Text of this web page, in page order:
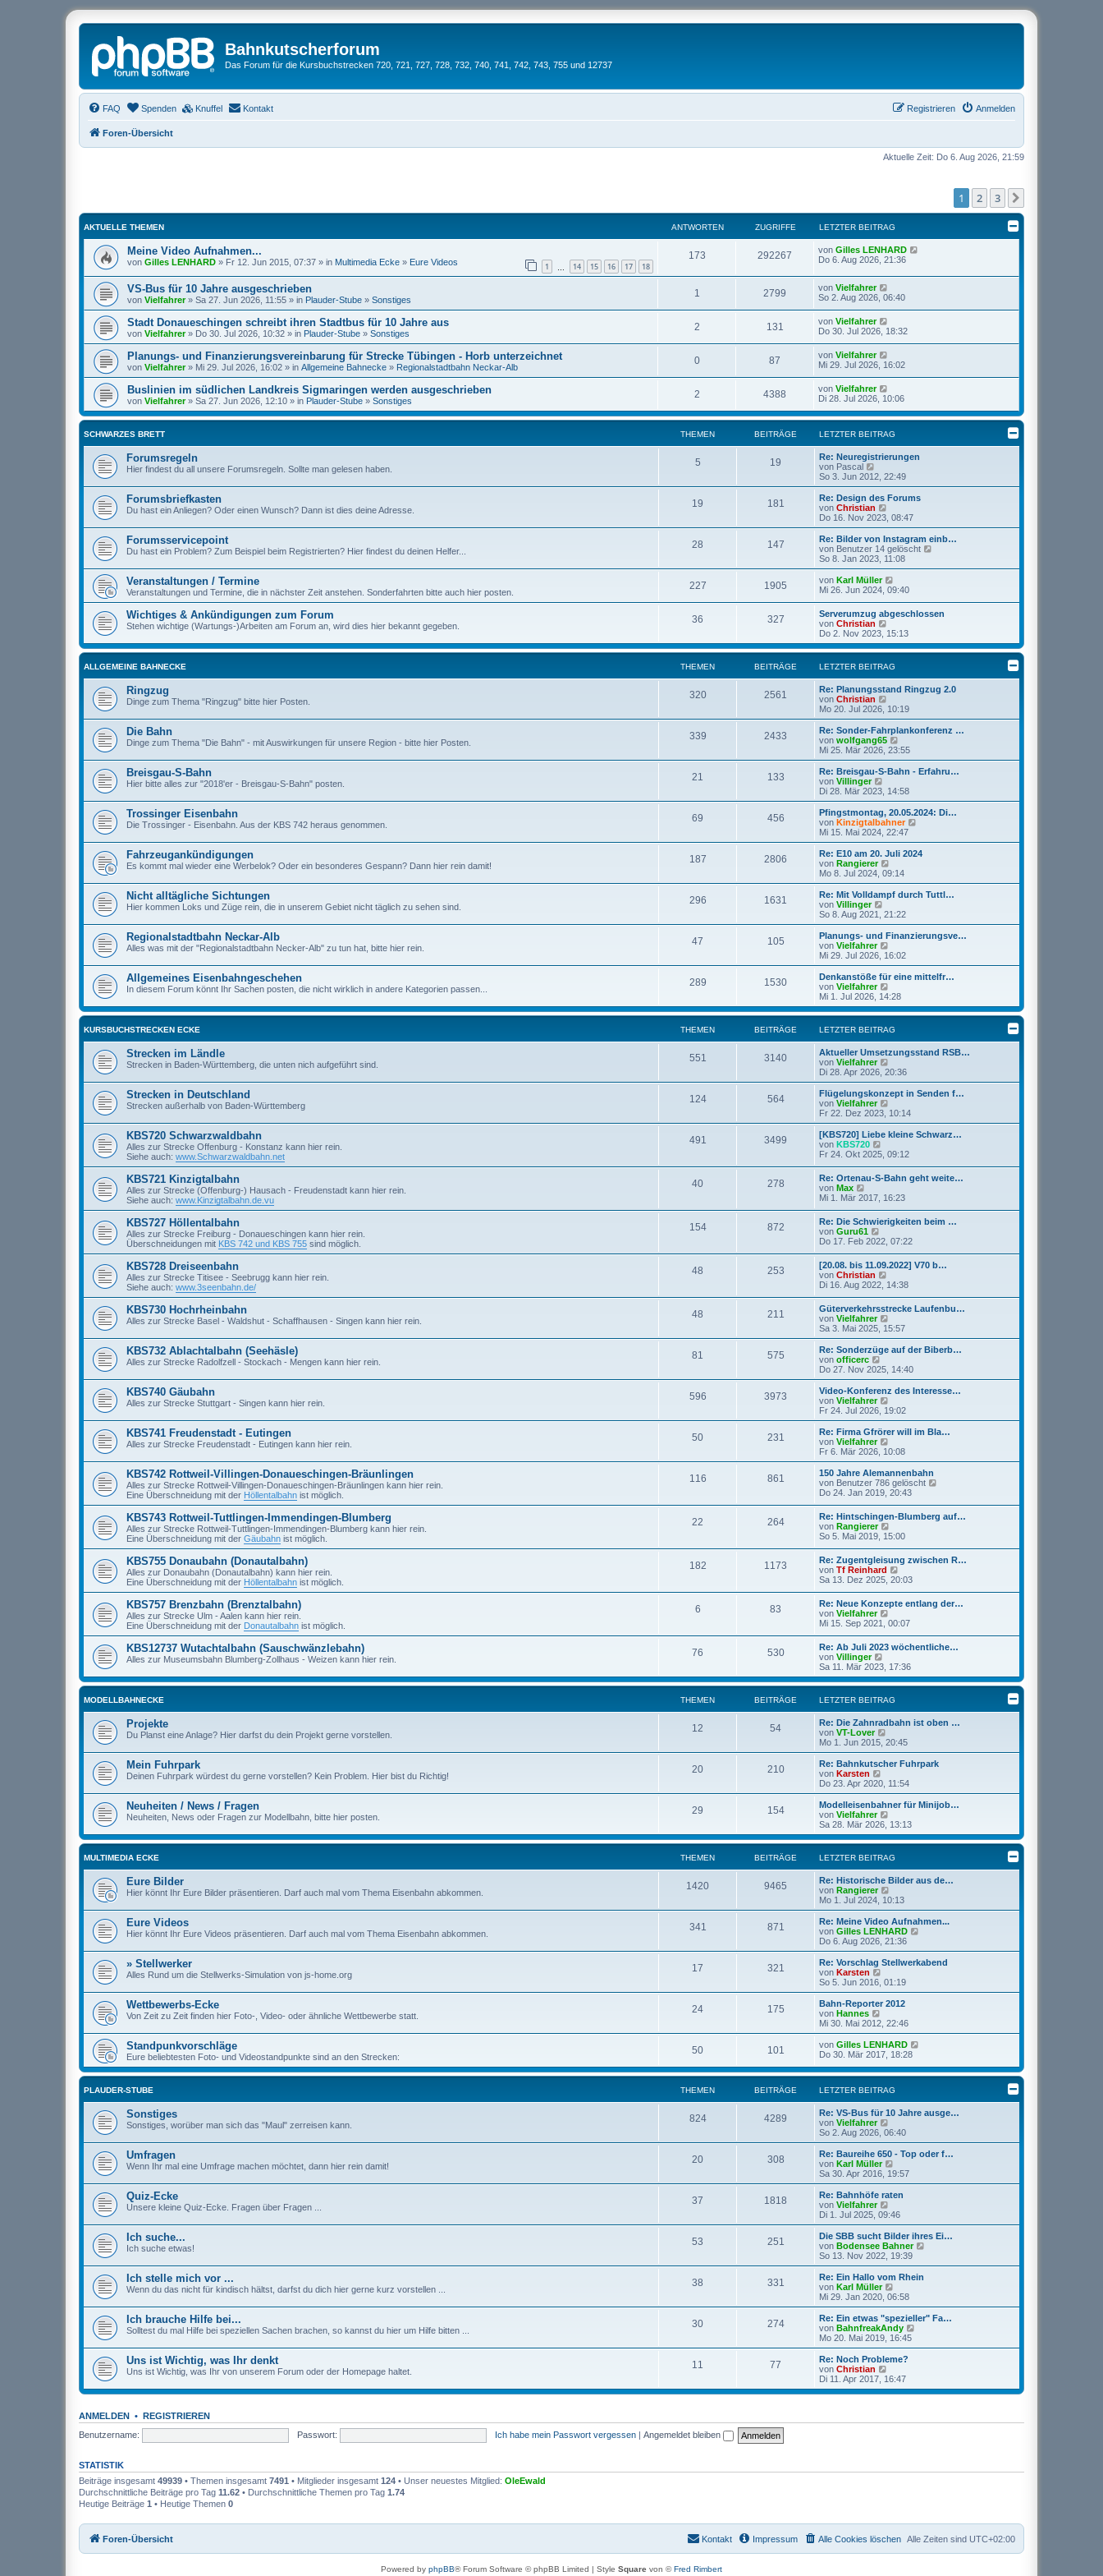
Bahnkutscherforum
Das Forum für die Kursbuchstrecken 720, 721, 727, 728, 732, 740, 741, 742, 743, 755 und 12737
FAQ Spenden Knuffel Kontakt Anmelden
Registrieren
Foren-Übersicht
Aktuelle Zeit: Do 6. Aug 2026, 21:59
1 2 3
AKTUELLE THEMEN ANTWORTEN ZUGRIFFE LETZTER BEITRAG
Meine Video Aufnahmen...
1 14 15 16 17 18
von Gilles LENHARD » Fr 12. Jun 2015, 07:37 » in Multimedia Ecke » Eure Videos
173 292267 von Gilles LENHARD
Do 6. Aug 2026, 21:36
VS-Bus für 10 Jahre ausgeschrieben
von Vielfahrer» Sa 27. Jun 2026, 11:55 » in Plauder-Stube » Sonstiges
1 2799 von Vielfahrer
So 2. Aug 2026, 06:40
Stadt Donaueschingen schreibt ihren Stadtbus für 10 Jahre aus
von Vielfahrer» Do 30. Jul 2026, 10:32 » in Plauder-Stube » Sonstiges
2 131 von Vielfahrer
Do 30. Jul 2026, 18:32
Planungs- und Finanzierungsvereinbarung für Strecke Tübingen - Horb unterzeichnet
von Vielfahrer» Mi 29. Jul 2026, 16:02 » in Allgemeine Bahnecke » Regionalstadtbahn Neckar-Alb
0 87 von Vielfahrer
Mi 29. Jul 2026, 16:02
Buslinien im südlichen Landkreis Sigmaringen werden ausgeschrieben
von Vielfahrer» Sa 27. Jun 2026, 12:10 » in Plauder-Stube » Sonstiges
2 4388 von Vielfahrer
Di 28. Jul 2026, 10:06
SCHWARZES BRETT THEMEN BEITRÄGE LETZTER BEITRAG
Forumsregeln
Hier findest du all unsere Forumsregeln. Sollte man gelesen haben.
5 19
Re: Neuregistrierungen
von Pascal
e
u
e
s
t
B
e
i
r
a
g
So 3. Jun 2012, 22:49
Forumsbriefkasten
Du hast ein Anliegen? Oder einen Wunsch? Dann ist dies deine Adresse.
19 181
Re: Design des Forums
von Christian
e
u
e
s
t
r
B
e
i
t
a
g
Do 16. Nov 2023, 08:47
Forumsservicepoint
Du hast ein Problem? Zum Beispiel beim Registrierten? Hier findest du deinen Helfer...
28 147
Re: Bilder von Instagram einb…
von Benutzer 14 gelöscht
u
r
i
t
g
So 8. Jan 2023, 11:08
Veranstaltungen / Termine
Veranstaltungen und Termine, die in nächster Zeit anstehen. Sonderfahrten bitte auch hier posten.
227 1905 von Karl Müller
e
s
t
e
r
e
i
t
a
g
Mi 26. Jun 2024, 09:40
Wichtiges & Ankündigungen zum Forum
Stehen wichtige (Wartungs-)Arbeiten am Forum an, wird dies hier bekannt gegeben.
36 327
Serverumzug abgeschlossen
von Christian
e
u
e
s
t
e
r
e
i
t
r
a
g
Do 2. Nov 2023, 15:13
ALLGEMEINE BAHNECKE THEMEN BEITRÄGE LETZTER BEITRAG
Ringzug
Dinge zum Thema "Ringzug" bitte hier Posten.
320 2561
Re: Planungsstand Ringzug 2.0
von Christian
e
u
e
s
t
r
B
e
i
r
a
g
Mo 20. Jul 2026, 10:19
Die Bahn
Dinge zum Thema "Die Bahn" - mit Auswirkungen für unsere Region - bitte hier Posten.
339 2433
Re: Sonder-Fahrplankonferenz …
von wolfgang65
e
u
e
t
r
B
e
r
g
Mi 25. Mär 2026, 23:55
Breisgau-S-Bahn
Hier bitte alles zur "2018'er - Breisgau-S-Bahn" posten.
21 133
Re: Breisgau-S-Bahn - Erfahru…
von Villinger
e
u
s
r
B
e
i
r
g
Di 28. Mär 2023, 14:58
Trossinger Eisenbahn
Die Trossinger - Eisenbahn. Aus der KBS 742 heraus genommen.
69 456
Pfingstmontag, 20.05.2024: Di…
von Kinzigtalbahner
u
e
r
B
r
Mi 15. Mai 2024, 22:47
Fahrzeugankündigungen
Es kommt mal wieder eine Werbelok? Oder ein besonderes Gespann? Dann hier rein damit!
187 2806
Re: E10 am 20. Juli 2024
von Rangierer
e
u
e
t
r
B
e
i
r
g
Mo 8. Jul 2024, 09:14
Nicht alltägliche Sichtungen
Hier kommen Loks und Züge rein, die in unserem Gebiet nicht täglich zu sehen sind.
296 1631
Re: Mit Volldampf durch Tuttl…
von Villinger
e
u
e
s
t
r
B
e
i
t
a
g
So 8. Aug 2021, 21:22
Regionalstadtbahn Neckar-Alb
Alles was mit der "Regionalstadtbahn Necker-Alb" zu tun hat, bitte hier rein.
47 105
Planungs- und Finanzierungsve…
von Vielfahrer
e
u
e
t
r
e
i
t
a
g
Mi 29. Jul 2026, 16:02
Allgemeines Eisenbahngeschehen
In diesem Forum könnt Ihr Sachen posten, die nicht wirklich in andere Kategorien passen...
289 1530
Denkanstöße für eine mittelfr…
von Vielfahrer
e
u
e
s
t
e
r
e
i
t
a
g
Mi 1. Jul 2026, 14:28
KURSBUCHSTRECKEN ECKE THEMEN BEITRÄGE LETZTER BEITRAG
Strecken im Ländle
Strecken in Baden-Württemberg, die unten nich aufgeführt sind.
551 3140
Aktueller Umsetzungsstand RSB…
von Vielfahrer
e
u
e
t
r
B
e
i
t
r
g
Di 28. Apr 2026, 20:36
Strecken in Deutschland
Strecken außerhalb von Baden-Württemberg
124 564
Flügelungskonzept in Senden f…
von Vielfahrer
e
u
e
t
r
B
i
t
r
g
Fr 22. Dez 2023, 10:14
KBS720 Schwarzwaldbahn
Alles zur Strecke Offenburg - Konstanz kann hier rein.
Siehe auch: www.Schwarzwaldbahn.net
491 3499
[KBS720] Liebe kleine Schwarz…
von KBS720
e
e
s
t
e
r
B
i
t
r
a
g
Fr 24. Okt 2025, 09:12
KBS721 Kinzigtalbahn
Alles zur Strecke (Offenburg-) Hausach - Freudenstadt kann hier rein.
Siehe auch: www.Kinzigtalbahn.de.vu
40 278
Re: Ortenau-S-Bahn geht weite…
von Max
e
e
s
t
e
r
B
e
i
t
r
a
g
Mi 1. Mär 2017, 16:23
KBS727 Höllentalbahn
Alles zur Strecke Freiburg - Donaueschingen kann hier rein.
Überschneidungen mit KBS 742 und KBS 755 sind möglich.
154 872
Re: Die Schwierigkeiten beim …
von Guru61
e
e
s
t
e
r
B
e
t
r
g
Do 17. Feb 2022, 07:22
KBS728 Dreiseenbahn
Alles zur Strecke Titisee - Seebrugg kann hier rein.
Siehe auch: www.3seenbahn.de/
48 253
[20.08. bis 11.09.2022] V70 b…
von Christian
e
s
t
e
r
B
i
t
r
a
g
Di 16. Aug 2022, 14:38
KBS730 Hochrheinbahn
Alles zur Strecke Basel - Waldshut - Schaffhausen - Singen kann hier rein.
48 211
Güterverkehrsstrecke Laufenbu…
von Vielfahrer
e
u
e
B
e
i
r
g
Sa 3. Mai 2025, 15:57
KBS732 Ablachtalbahn (Seehäsle)
Alles zur Strecke Radolfzell - Stockach - Mengen kann hier rein.
81 575
Re: Sonderzüge auf der Biberb…
von officerc
e
u
e
s
t
r
B
e
r
a
g
Do 27. Nov 2025, 14:40
KBS740 Gäubahn
Alles zur Strecke Stuttgart - Singen kann hier rein.
596 3973
Video-Konferenz des Interesse…
von Vielfahrer
e
u
e
t
B
e
i
t
r
g
Fr 24. Jul 2026, 19:02
KBS741 Freudenstadt - Eutingen
Alles zur Strecke Freudenstadt - Eutingen kann hier rein.
50 231
Re: Firma Gfrörer will im Bla…
von Vielfahrer
e
u
e
s
t
r
B
i
t
r
a
g
Fr 6. Mär 2026, 10:08
KBS742 Rottweil-Villingen-Donaueschingen-Bräunlingen
Alles zur Strecke Rottweil-Villingen-Donaueschingen-Bräunlingen kann hier rein.
Eine Überschneidung mit der Höllentalbahn ist möglich.
116 861
150 Jahre Alemannenbahn
von Benutzer 786 gelöscht
s
r
B
t
a
Do 24. Jan 2019, 20:43
KBS743 Rottweil-Tuttlingen-Immendingen-Blumberg
Alles zur Strecke Rottweil-Tuttlingen-Immendingen-Blumberg kann hier rein.
Eine Überschneidung mit der Gäubahn ist möglich.
22 264
Re: Hintschingen-Blumberg auf…
von Rangierer
e
s
t
e
r
B
i
t
r
a
g
So 5. Mai 2019, 15:00
KBS755 Donaubahn (Donautalbahn)
Alles zur Donaubahn (Donautalbahn) kann hier rein.
Eine Überschneidung mit der Höllentalbahn ist möglich.
182 1173
Re: Zugentgleisung zwischen R…
von Tf Reinhard
e
s
t
e
r
B
i
t
r
Sa 13. Dez 2025, 20:03
KBS757 Brenzbahn (Brenztalbahn)
Alles zur Strecke Ulm - Aalen kann hier rein.
Eine Überschneidung mit der Donautalbahn ist möglich.
6 83
Re: Neue Konzepte entlang der…
von Vielfahrer
e
s
t
e
r
e
i
t
a
g
Mi 15. Sep 2021, 00:07
KBS12737 Wutachtalbahn (Sauschwänzlebahn)
Alles zur Museumsbahn Blumberg-Zollhaus - Weizen kann hier rein.
76 530
Re: Ab Juli 2023 wöchentliche…
von Villinger
e
u
e
s
t
e
r
B
e
i
t
a
g
Sa 11. Mär 2023, 17:36
MODELLBAHNECKE THEMEN BEITRÄGE LETZTER BEITRAG
Projekte
Du Planst eine Anlage? Hier darfst du dein Projekt gerne vorstellen.
12 54
Re: Die Zahnradbahn ist oben …
von VT-Lover
e
u
e
t
B
e
t
a
g
Mo 1. Jun 2015, 20:45
Mein Fuhrpark
Deinen Fuhrpark würdest du gerne vorstellen? Kein Problem. Hier bist du Richtig!
20 210
Re: Bahnkutscher Fuhrpark
von Karsten
e
u
e
s
t
e
r
e
i
t
r
a
g
Do 23. Apr 2020, 11:54
Neuheiten / News / Fragen
Neuheiten, News oder Fragen zur Modellbahn, bitte hier posten.
29 154
Modelleisenbahner für Minijob…
von Vielfahrer
e
u
e
s
t
e
r
e
i
t
r
a
g
Sa 28. Mär 2026, 13:13
MULTIMEDIA ECKE THEMEN BEITRÄGE LETZTER BEITRAG
Eure Bilder
Hier könnt Ihr Eure Bilder präsentieren. Darf auch mal vom Thema Eisenbahn abkommen.
1420 9465
Re: Historische Bilder aus de…
von Rangierer
e
u
e
s
t
B
e
i
r
g
Mo 1. Jul 2024, 10:13
Eure Videos
Hier könnt Ihr Eure Videos präsentieren. Darf auch mal vom Thema Eisenbahn abkommen.
341 871
Re: Meine Video Aufnahmen...
von Gilles LENHARD
u
e
g
Do 6. Aug 2026, 21:36
» Stellwerker
Alles Rund um die Stellwerks-Simulation von js-home.org
17 321
Re: Vorschlag Stellwerkabend
von Karsten
e
u
e
e
r
B
e
i
t
r
g
So 5. Jun 2016, 01:19
Wettbewerbs-Ecke
Von Zeit zu Zeit finden hier Foto-, Video- oder ähnliche Wettbewerbe statt.
24 175
Bahn-Reporter 2012
von Hannes
e
u
e
s
e
B
e
i
t
r
a
g
Mi 30. Mai 2012, 22:46
Standpunkvorschläge
Eure beliebtesten Foto- und Videostandpunkte sind an den Strecken:
50 101 von Gilles LENHARD
e
e
r
i
t
g
Do 30. Mär 2017, 18:28
PLAUDER-STUBE THEMEN BEITRÄGE LETZTER BEITRAG
Sonstiges
Sonstiges, worüber man sich das "Maul" zerreisen kann.
824 4289
Re: VS-Bus für 10 Jahre ausge…
von Vielfahrer
e
u
e
s
t
r
B
e
i
r
a
g
So 2. Aug 2026, 06:40
Umfragen
Wenn Ihr mal eine Umfrage machen möchtet, dann hier rein damit!
20 308
Re: Baureihe 650 - Top oder f…
von Karl Müller
e
u
e
t
r
B
e
i
r
g
Sa 30. Apr 2016, 19:57
Quiz-Ecke
Unsere kleine Quiz-Ecke. Fragen über Fragen ...
37 1818
Re: Bahnhöfe raten
von Vielfahrer
e
u
e
s
t
B
e
i
r
a
g
Di 1. Jul 2025, 09:46
Ich suche...
Ich suche etwas!
53 251
Die SBB sucht Bilder ihres Ei…
von Bodensee Bahner
u
r
So 13. Nov 2022, 19:39
Ich stelle mich vor ...
Wenn du das nicht für kindisch hältst, darfst du dich hier gerne kurz vorstellen ...
38 331
Re: Ein Hallo vom Rhein
von Karl Müller
e
u
e
s
t
B
e
i
t
g
Mi 29. Jan 2020, 06:58
Ich brauche Hilfe bei...
Solltest du mal Hilfe bei speziellen Sachen brachen, so kannst du hier um Hilfe bitten ...
30 274
Re: Ein etwas "spezieller" Fa…
von BahnfreakAndy
u
r
i
Mo 20. Mai 2019, 16:45
Uns ist Wichtig, was Ihr denkt
Uns ist Wichtig, was Ihr von unserem Forum oder der Homepage haltet.
11 77
Re: Noch Probleme?
von Christian
e
u
e
Di 11. Apr 2017, 16:47
ANMELDEN • REGISTRIEREN
Benutzername:
Passwort: Ich habe mein Passwort vergessen | Angemeldet bleiben
STATISTIK
Beiträge insgesamt 49939 • Themen insgesamt 7491 • Mitglieder insgesamt 124 • Unser neuestes Mitglied: OleEwald
Durchschnittliche Beiträge pro Tag 11.62 • Durchschnittliche Themen pro Tag 1.74
Heutige Beiträge 1 • Heutige Themen 0
Foren-Übersicht Alle Zeiten sind UTC+02:00
Alle Cookies löschen
Impressum
Kontakt
Powered by phpBB® Forum Software © phpBB Limited | Style Square von ©Fred Rimbert